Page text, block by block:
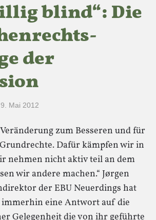
blind“: Die
der
9. Mai 2012
zum Besseren und für
Dafür kämpfen wir in
nehmen nicht aktiv teil an dem
wir andere machen.“ Jørgen
der EBU Neuerdings hat
eine Antwort auf die
Gelegenheit die von ihr geführte